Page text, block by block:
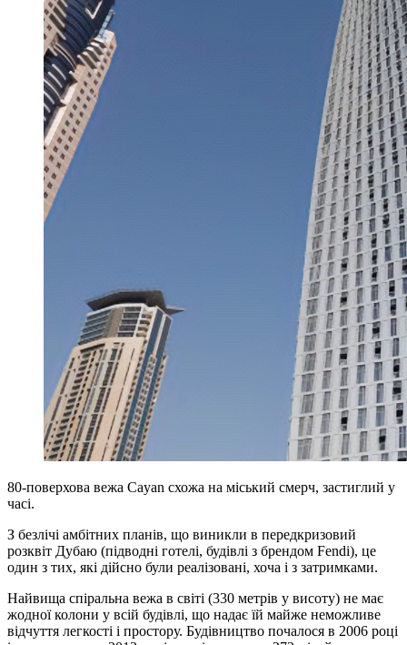
80-поверхова вежа Cayan схожа на міський смерч, застиглий у
часі.
З безлічі амбітних планів, що виникли в передкризовий
розквіт Дубаю (підводні готелі, будівлі з брендом Fendi), це
один з тих, які дійсно були реалізовані, хоча і з затримками.
Найвища спіральна вежа в світі (330 метрів у висоту) не має
жодної колони у всій будівлі, що надає їй майже неможливе
відчуття легкості і простору. Будівництво почалося в 2006 році